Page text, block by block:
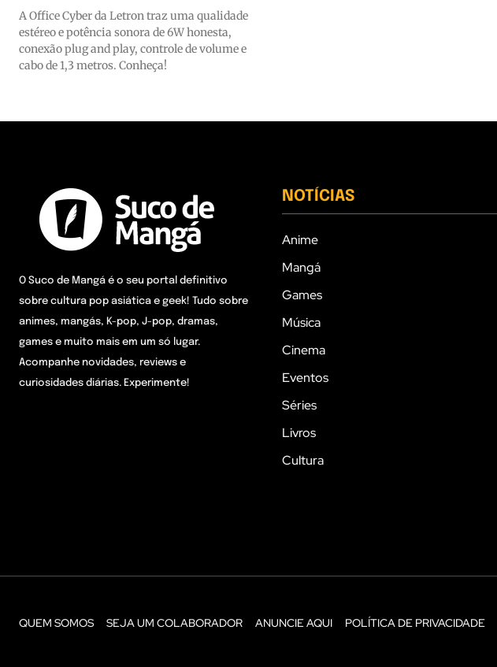
A Office Cyber da Letron traz uma qualidade
estéreo e potência sonora de 6W honesta,
conexão plug and play, controle de volume e
cabo de 1,3 metros. Conheça!
O Suco de Mangá é o seu portal definitivo
sobre cultura pop asiática e geek! Tudo sobre
animes, mangás, K-pop, J-pop, dramas,
games e muito mais em um só lugar.
Acompanhe novidades, reviews e
curiosidades diárias. Experimente!
NOTÍCIAS
Anime
Mangá
Games
Música
Cinema
Eventos
Séries
Livros
Cultura
QUEM SOMOS SEJA UM COLABORADOR ANUNCIE AQUI POLÍTICA DE PRIVACIDADE